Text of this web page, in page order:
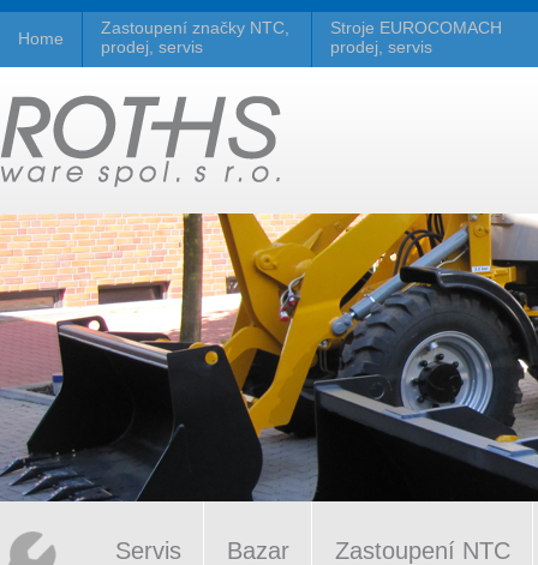
Home
Zastoupení značky NTC,
prodej, servis
Stroje EUROCOMACH
prodej, servis
Servis Bazar Zastoupení NTC